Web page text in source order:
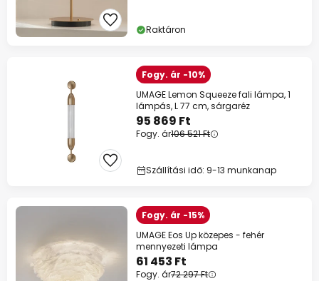
Raktáron
Fogy. ár -10%
UMAGE Lemon Squeeze fali lámpa, 1
lámpás, L 77 cm, sárgaréz
95 869 Ft
Fogy. ár106 521 Ft
Szállítási idő: 9-13 munkanap
Fogy. ár -15%
UMAGE Eos Up közepes - fehér
mennyezeti lámpa
61 453 Ft
Fogy. ár72 297 Ft